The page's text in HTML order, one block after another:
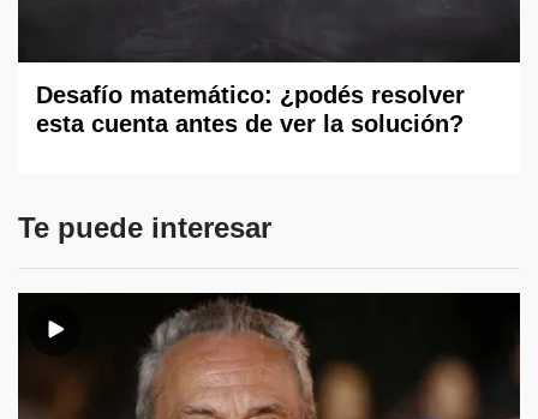
Desafío matemático: ¿podés resolver
esta cuenta antes de ver la solución?
Te puede interesar